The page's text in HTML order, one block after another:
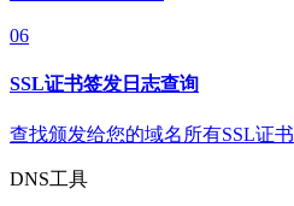
06
SSL证书签发日志查询
查找颁发给您的域名所有SSL证书
DNS工具